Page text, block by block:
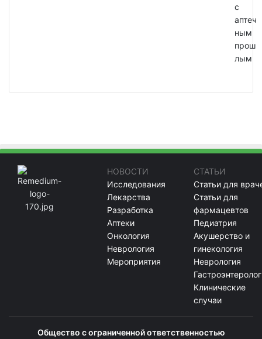
с
аптеч
ным
прош
лым
НОВОСТИ
Исследования
Лекарства
Разработка
Аптеки
Онкология
Неврология
Мероприятия
СТАТЬИ
Статьи для
Статьи для
фармацевтов
Педиатрия
Акушерство и
гинекология
Неврология
Клинические
случаи
Общество с ограниченной ответственностью